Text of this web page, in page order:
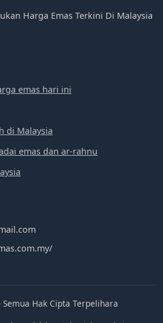
Harga Emas Terkini Di Malaysia
emas hari ini
di Malaysia
emas dan ar-rahnu
Semua Hak Cipta Terpelihara